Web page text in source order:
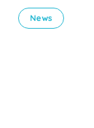
News